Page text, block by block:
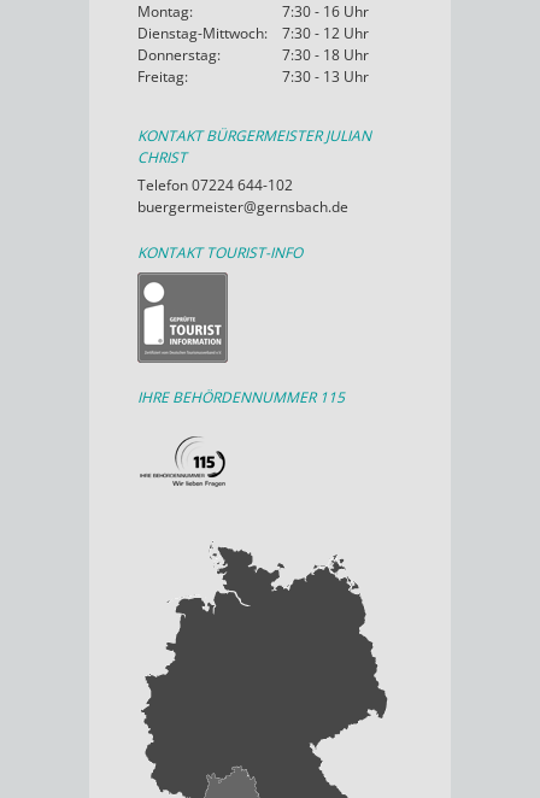
Montag:
7:30 - 16 Uhr
Dienstag-Mittwoch:
7:30 - 12 Uhr
Donnerstag:
7:30 - 18 Uhr
Freitag:
7:30 - 13 Uhr
KONTAKT BÜRGERMEISTER JULIAN
CHRIST
Telefon 07224 644-102
buergermeister@gernsbach.de
KONTAKT TOURIST-INFO
IHRE BEHÖRDENNUMMER 115